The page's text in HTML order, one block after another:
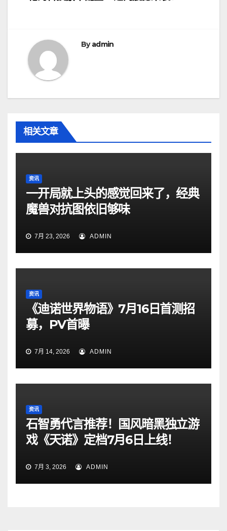
航
Byadmin
相关文章
资讯
一开局就上头的感觉回来了，经典
魔兽对抗图依旧够味
7月 23, 2026 ADMIN
资讯
《迪诺世界物语》7月16日首测招
募，PV首曝
7月 14, 2026 ADMIN
资讯
石智勇代言推荐！国风暗黑独立游
戏《天诺》定档7月6日上线！
7月 3, 2026 ADMIN